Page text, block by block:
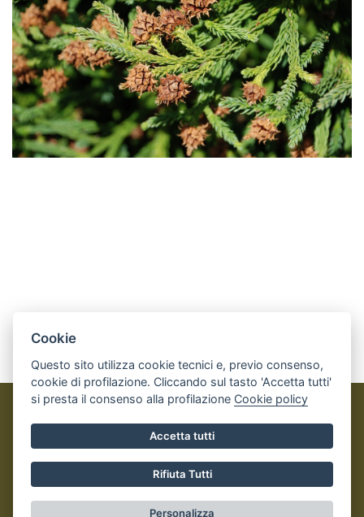
Perosa Argentina OUTDOOR
© 2023 Comune di Perosa Argentina
- Tutti i diritti riservati
- I contenuti del sito, testi e immagini sono di proprietà del
Comune - CMS:IPERSLOWTOUR
Informativa Privacy e Cookies- Realizzato da
Cookie
Questo sito utilizza cookie tecnici e, previo consenso,
cookie di profilazione. Cliccando sul tasto 'Accetta tutti'
si presta il consenso alla profilazione Cookie policy
Accetta tutti
Rifiuta Tutti
Personalizza